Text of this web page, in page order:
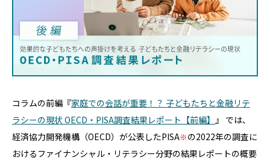
コラムの前編『家庭での会話が重要！？ 子どもたちと金融リテ
ラシーの現状 OECD・PISA調査結果レポート【前編】 』 では、
経済協力開発機構（OECD）が公表したPISA
の2022年の調査に
おけるファイナンシャル・リテラシー分野の結果レポートの概要